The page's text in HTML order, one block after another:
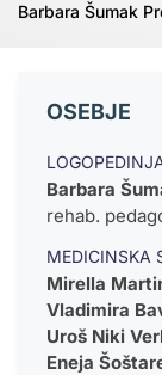
Barbara Šumak
OSEBJE
Barbara
rehab.
MEDICINSKA
Mirella
Vladimira
Uroš Niki
Eneja